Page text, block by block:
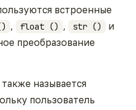
встроенные
, float () , str ()
и
преобразование
называется
пользователь